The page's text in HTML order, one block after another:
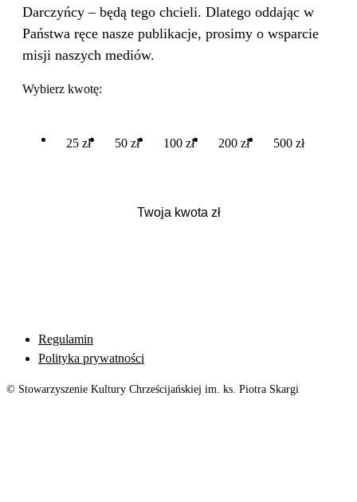
Darczyńcy – będą tego chcieli. Dlatego oddając w
Państwa ręce nasze publikacje, prosimy o wsparcie
misji naszych mediów.
Wybierz kwotę:
25 zł 50 zł 100 zł 200 zł 500 zł
Regulamin
Polityka prywatności
© Stowarzyszenie Kultury Chrześcijańskiej im. ks. Piotra Skargi